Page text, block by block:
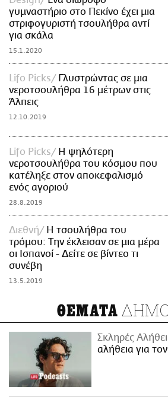
γυμναστήριο στο Πεκίνο έχει μια
στριφογυριστή τσουλήθρα αντί
για σκάλα
15.1.2020
Lifo Picks
Γλυστρώντας σε μια
νεροτσουλήθρα 16 μέτρων στις
Άλπεις
12.10.2019
Lifo Picks
Η ψηλότερη
νεροτσουλήθρα του κόσμου που
κατέληξε στον αποκεφαλισμό
ενός αγοριού
28.8.2019
Διεθνή
Η τσουλήθρα του
τρόμου: Την έκλεισαν σε μια μέρα
οι Ισπανοί - Δείτε σε βίντεο τι
συνέβη
13.5.2019
ΘΕΜΑΤΑ
Σκληρές
αλήθεια για